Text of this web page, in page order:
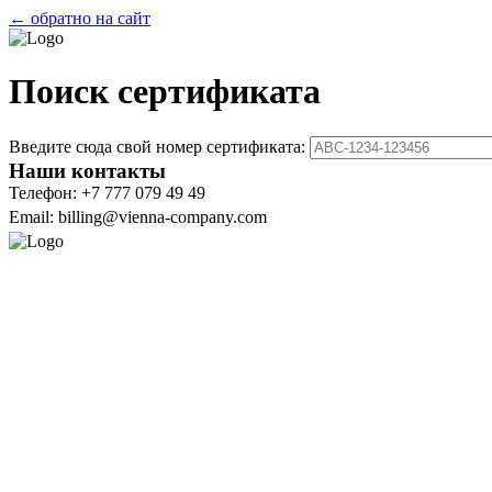
← обратно на сайт
Поиск сертификата
Введите сюда свой номер сертификата:
Наши контакты
Телефон: +7 777 079 49 49
Email: billing@vienna-company.com